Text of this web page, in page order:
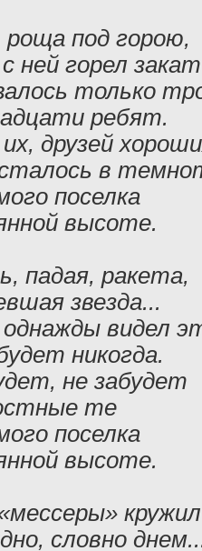
под горою,
ней горел
только
ребят.
друзей
в
поселка
высоте.
падая, ракета,
звезда...
видел
никогда.
не забудет
те
поселка
высоте.
словно